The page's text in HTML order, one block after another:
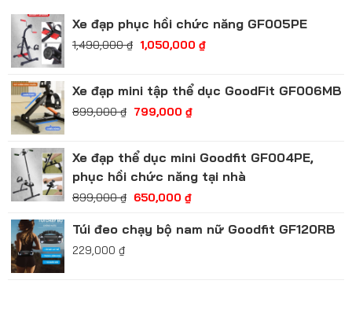
Xe đạp phục hồi chức năng GF005PE
1,490,000₫ 1,050,000 ₫
Xe đạp mini tập thể dục GoodFit GF006MB
899,000₫ 799,000 ₫
Xe đạp thể dục mini Goodfit GF004PE,
phục hồi chức năng tại nhà
899,000₫ 650,000 ₫
Túi đeo chạy bộ nam nữ Goodfit GF120RB
229,000 ₫